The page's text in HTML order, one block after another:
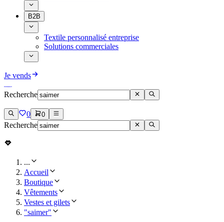
B2B
Textile personnalisé entreprise
Solutions commerciales
Je vends
Recherche
0 0
Recherche
...
Accueil
Boutique
Vêtements
Vestes et gilets
"saimer"